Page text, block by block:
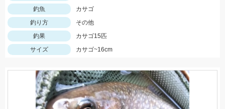
釣魚
カサゴ
釣り方
その他
釣果
カサゴ15匹
サイズ
カサゴ~16cm